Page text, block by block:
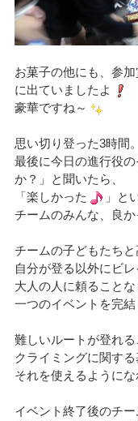
お菓子の他にも、参
に出ていましたよ
豪華ですね～
思い切り登った3時間。
最後に今日の進行役
か？」と聞いたら、
「楽しかった
」と
チームのみんな、良か
チームの子どもたちと
自分が登る以外にビ
大人の人に頼ることな
一つのイベントを完
難しいルートが登れる
クライミングに関す
それを使えるように
イベント終了後のチ